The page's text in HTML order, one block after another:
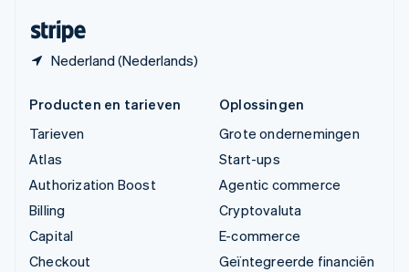
Nederland (Nederlands)
Producten en tarieven
Tarieven
Atlas
Authorization Boost
Billing
Capital
Checkout
Oplossingen
Grote ondernemingen
Start-ups
Agentic commerce
Cryptovaluta
E-commerce
Geïntegreerde financiën